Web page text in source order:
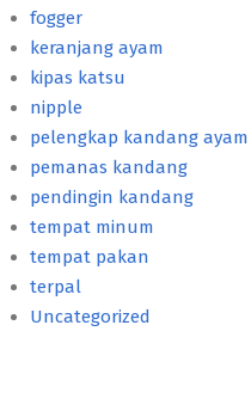
fogger
keranjang ayam
kipas katsu
nipple
pelengkap kandang ayam
pemanas kandang
pendingin kandang
tempat minum
tempat pakan
terpal
Uncategorized